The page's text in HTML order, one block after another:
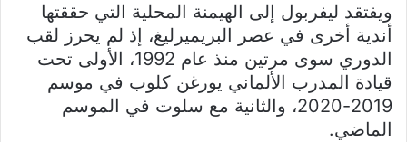
ويفتقد ليفربول إلى الهيمنة المحلية التي حققتها
أندية أخرى في عصر البريميرليغ، إذ لم يحرز لقب
الدوري سوى مرتين منذ عام 1992، الأولى تحت
قيادة المدرب الألماني يورغن كلوب في موسم
2019-2020، والثانية مع سلوت في الموسم
الماضي.